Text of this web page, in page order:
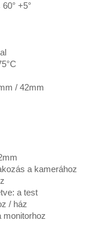
+5°
/ 42mm
a kamerához
a test
/ ház
monitorhoz